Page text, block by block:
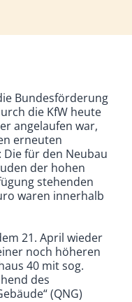
Bundesförderung
die KfW heute
angelaufen war,
erneuten
für den Neubau
der hohen
stehenden
waren innerhalb
21. April wieder
noch höheren
40 mit sog.
des
(QNG)